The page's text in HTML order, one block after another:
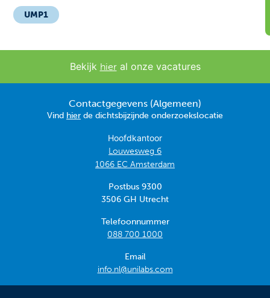
Tarieven
Locaties
Praktische informatie
Trombosedienst
UMP1
Bekijk hieral onze vacatures
Contactgegevens (Algemeen)
Vind hier de dichtsbijzijnde onderzoekslocatie
Hoofdkantoor
Louwesweg 6
1066 EC Amsterdam
Postbus 9300
3506 GH Utrecht
Telefoonnummer
088 700 1000
Email
info.nl@unilabs.com